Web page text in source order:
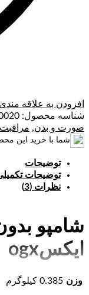
افزودن به علاقه
شناسه محصول:
صورت و بدن,
شما با خرید این
توضیحات
توضیحات
نظرات (3)
شامپو
ایکسogx
وزن 0.385 کیلوگرم